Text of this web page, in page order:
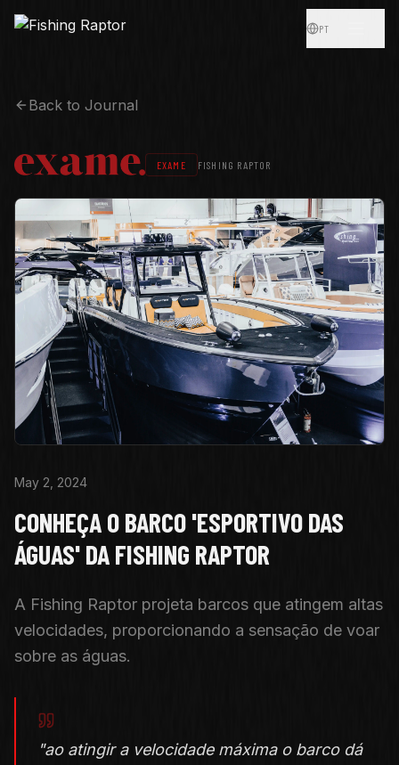
Skip to main content
PT
Back to Journal
EXAME FISHING RAPTOR
May 2, 2024
CONHEÇA O BARCO 'ESPORTIVO DAS
ÁGUAS' DA FISHING RAPTOR
A Fishing Raptor projeta barcos que atingem altas
velocidades, proporcionando a sensação de voar
sobre as águas.
"ao atingir a velocidade máxima o barco dá